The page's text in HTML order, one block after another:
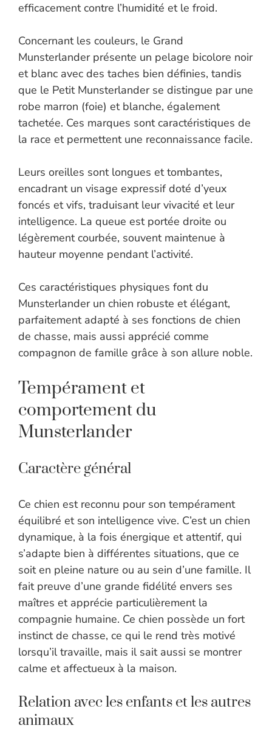
efficacement contre l’humidité et le froid.
Concernant les couleurs, le Grand
Munsterlander présente un pelage bicolore noir
et blanc avec des taches bien définies, tandis
que le Petit Munsterlander se distingue par une
robe marron (foie) et blanche, également
tachetée. Ces marques sont caractéristiques de
la race et permettent une reconnaissance facile.
Leurs oreilles sont longues et tombantes,
encadrant un visage expressif doté d’yeux
foncés et vifs, traduisant leur vivacité et leur
intelligence. La queue est portée droite ou
légèrement courbée, souvent maintenue à
hauteur moyenne pendant l’activité.
Ces caractéristiques physiques font du
Munsterlander un chien robuste et élégant,
parfaitement adapté à ses fonctions de chien
de chasse, mais aussi apprécié comme
compagnon de famille grâce à son allure noble.
Tempérament et
comportement du
Munsterlander
Caractère général
Ce chien est reconnu pour son tempérament
équilibré et son intelligence vive. C’est un chien
dynamique, à la fois énergique et attentif, qui
s’adapte bien à différentes situations, que ce
soit en pleine nature ou au sein d’une famille. Il
fait preuve d’une grande fidélité envers ses
maîtres et apprécie particulièrement la
compagnie humaine. Ce chien possède un fort
instinct de chasse, ce qui le rend très motivé
lorsqu’il travaille, mais il sait aussi se montrer
calme et affectueux à la maison.
Relation avec les enfants et les autres
animaux